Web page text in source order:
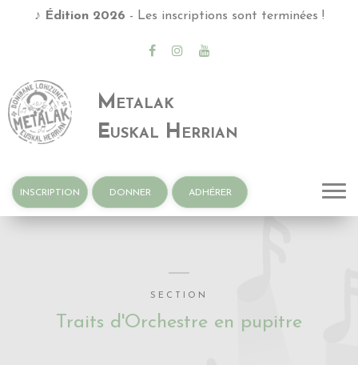
♪ Édition 2026 - Les inscriptions sont terminées !
Metalak
Euskal Herrian
INSCRIPTION DONNER ADHÉRER
SECTION
Traits d'Orchestre en pupitre